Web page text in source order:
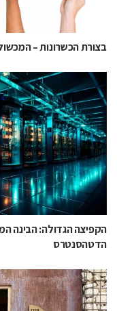
בצורת הכשרונות –
הקפיצה הגדולה: הבינה
הדטהסנטרס